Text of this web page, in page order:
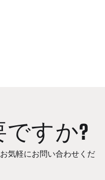
すか?
気軽にお問い合わせくだ